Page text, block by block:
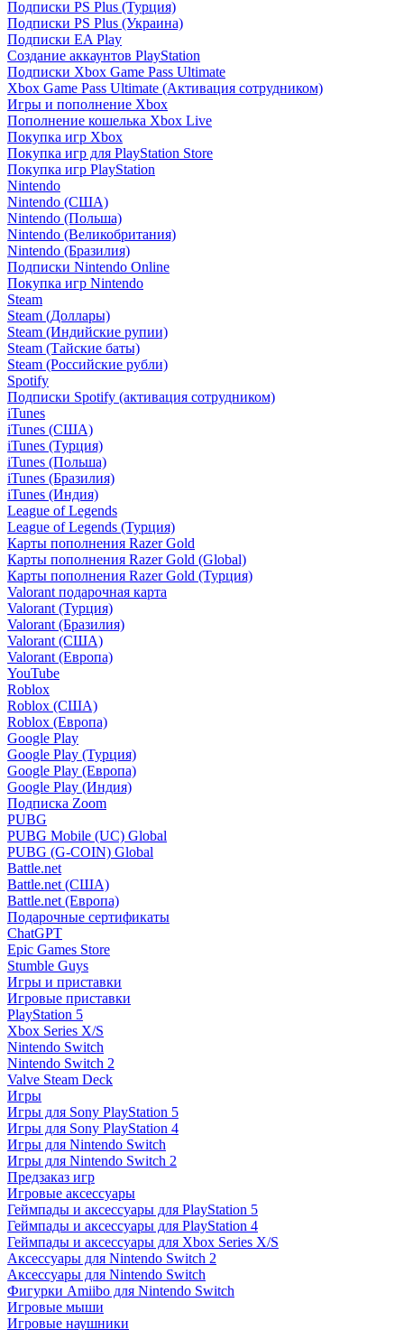
Подписки PS Plus (Турция)
Подписки PS Plus (Украина)
Подписки EA Play
Создание аккаунтов PlayStation
Подписки Xbox Game Pass Ultimate
Xbox Game Pass Ultimate (Активация сотрудником)
Игры и пополнение Xbox
Пополнение кошелька Xbox Live
Покупка игр Xbox
Покупка игр для PlayStation Store
Покупка игр PlayStation
Nintendo
Nintendo (США)
Nintendo (Польша)
Nintendo (Великобритания)
Nintendo (Бразилия)
Подписки Nintendo Online
Покупка игр Nintendo
Steam
Steam (Доллары)
Steam (Индийские рупии)
Steam (Тайские баты)
Steam (Российские рубли)
Spotify
Подписки Spotify (активация сотрудником)
iTunes
iTunes (США)
iTunes (Турция)
iTunes (Польша)
iTunes (Бразилия)
iTunes (Индия)
League of Legends
League of Legends (Турция)
Карты пополнения Razer Gold
Карты пополнения Razer Gold (Global)
Карты пополнения Razer Gold (Турция)
Valorant подарочная карта
Valorant (Турция)
Valorant (Бразилия)
Valorant (США)
Valorant (Европа)
YouTube
Roblox
Roblox (США)
Roblox (Европа)
Google Play
Google Play (Турция)
Google Play (Европа)
Google Play (Индия)
Подписка Zoom
PUBG
PUBG Mobile (UC) Global
PUBG (G-COIN) Global
Battle.net
Battle.net (США)
Battle.net (Европа)
Подарочные сертификаты
ChatGPT
Epic Games Store
Stumble Guys
Игры и приставки
Игровые приставки
PlayStation 5
Xbox Series X/S
Nintendo Switch
Nintendo Switch 2
Valve Steam Deck
Игры
Игры для Sony PlayStation 5
Игры для Sony PlayStation 4
Игры для Nintendo Switch
Игры для Nintendo Switch 2
Предзаказ игр
Игровые аксессуары
Геймпады и аксессуары для PlayStation 5
Геймпады и аксессуары для PlayStation 4
Геймпады и аксессуары для Xbox Series X/S
Аксессуары для Nintendo Switch 2
Аксессуары для Nintendo Switch
Фигурки Amiibo для Nintendo Switch
Игровые мыши
Игровые наушники